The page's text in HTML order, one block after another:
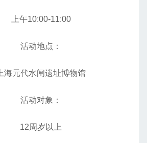
午10:00-11:00
活动地点：
元代水闸遗址博物馆
活动对象：
12周岁以上